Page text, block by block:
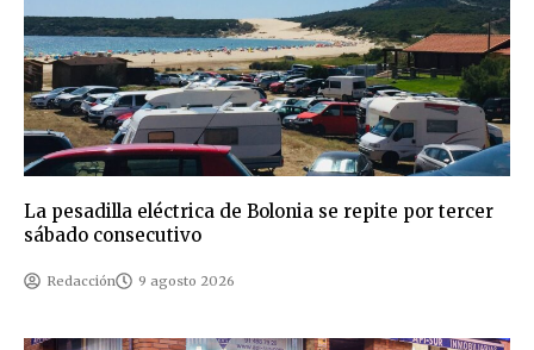
La pesadilla eléctrica de Bolonia se repite por tercer
sábado consecutivo
Redacción 9 agosto 2026